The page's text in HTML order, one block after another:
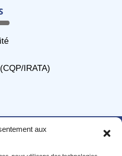
aux
IRATA)
droits réservés /